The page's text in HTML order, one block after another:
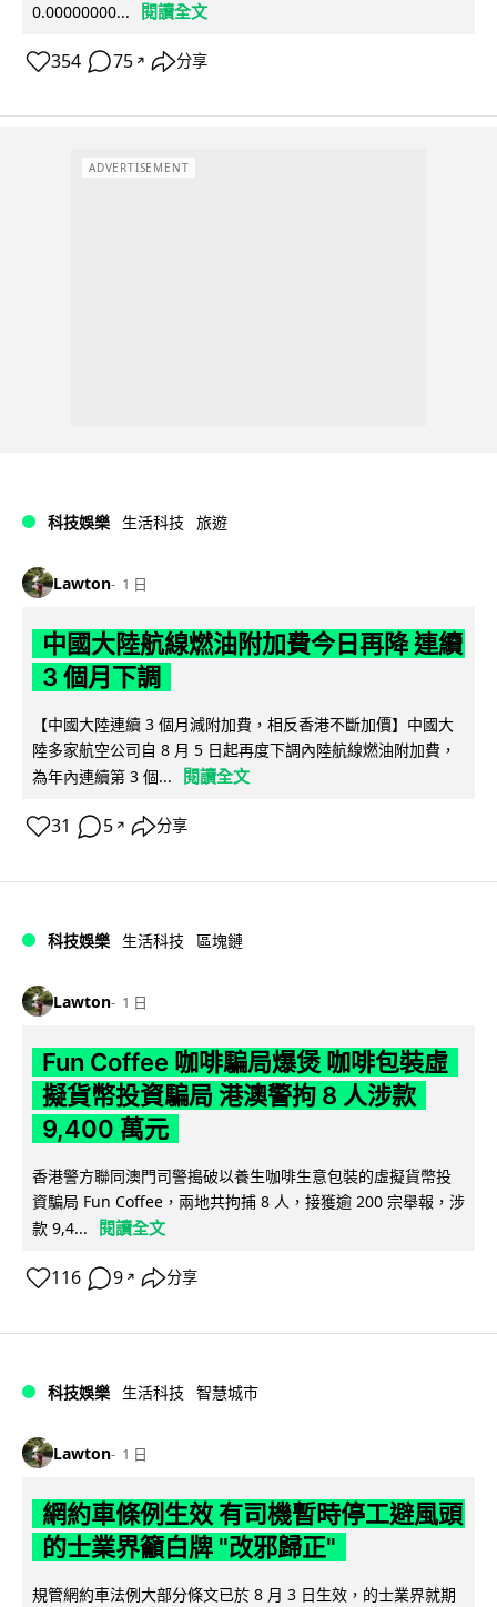
0.00000000... 閱讀全文
354 75 ↗ 分享
ADVERTISEMENT
科技娛樂 生活科技 旅遊
Lawton 1 日
中國大陸航線燃油附加費今日再降 連續
3 個月下調
【中國大陸連續 3 個月減附加費，相反香港不斷加價】中國大
陸多家航空公司自 8 月 5 日起再度下調內陸航線燃油附加費，
為年內連續第 3 個...
閱讀全文
31 5 ↗ 分享
科技娛樂 生活科技 區塊鏈
Lawton 1 日
Fun Coffee 咖啡騙局爆煲 咖啡包裝虛
擬貨幣投資騙局 港澳警拘 8 人涉款
9,400 萬元
香港警方聯同澳門司警搗破以養生咖啡生意包裝的虛擬貨幣投
資騙局 Fun Coffee，兩地共拘捕 8 人，接獲逾 200 宗舉報，涉
款 9,4...
閱讀全文
116 9 ↗ 分享
科技娛樂 生活科技 智慧城市
Lawton 1 日
網約車條例生效 有司機暫時停工避風頭
的士業界籲白牌 "改邪歸正"
規管網約車法例大部分條文已於 8 月 3 日生效，的士業界就期